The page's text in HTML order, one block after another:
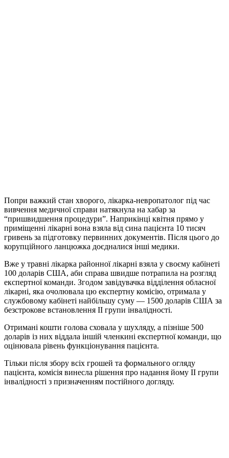
Попри важкий стан хворого, лікарка-невропатолог під час
вивчення медичної справи натякнула на хабар за
“пришвидшення процедури”. Наприкінці квітня прямо у
приміщенні лікарні вона взяла від сина пацієнта 10 тисяч
гривень за підготовку первинних документів. Після цього до
корупційного ланцюжка доєдналися інші медики.
Вже у травні лікарка районної лікарні взяла у своєму кабінеті
100 доларів США, аби справа швидше потрапила на розгляд
експертної команди. Згодом завідувачка відділення обласної
лікарні, яка очолювала цю експертну комісію, отримала у
службовому кабінеті найбільшу суму — 1500 доларів США за
безстрокове встановлення ІІ групи інвалідності.
Отримані кошти голова сховала у шухляду, а пізніше 500
доларів із них віддала іншій членкині експертної команди, що
оцінювала рівень функціонування пацієнта.
Тільки після збору всіх грошей та формального огляду
пацієнта, комісія винесла рішення про надання йому ІІ групи
інвалідності з призначенням постійного догляду.